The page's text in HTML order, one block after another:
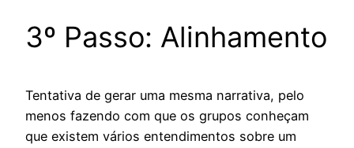
3º Passo: Alinhamento
Tentativa de gerar uma mesma narrativa, pelo
menos fazendo com que os grupos conheçam
que existem vários entendimentos sobre um